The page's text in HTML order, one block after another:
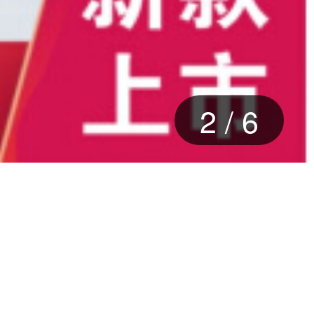
2 /6